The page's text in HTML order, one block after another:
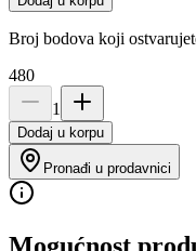
Broj bodova koji
480
1
Dodaj u korpu
Pronađi u prodavnici
Mogućnost